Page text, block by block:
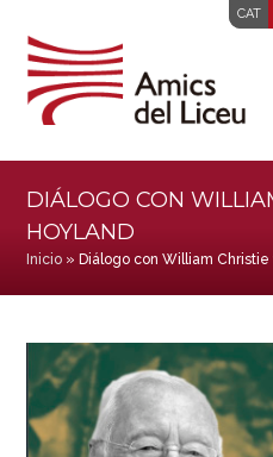
CAT
DIÁLOGO CON
HOYLAND
Inicio » Diálogo con William